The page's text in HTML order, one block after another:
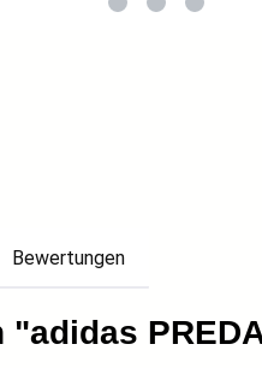
Bewertungen